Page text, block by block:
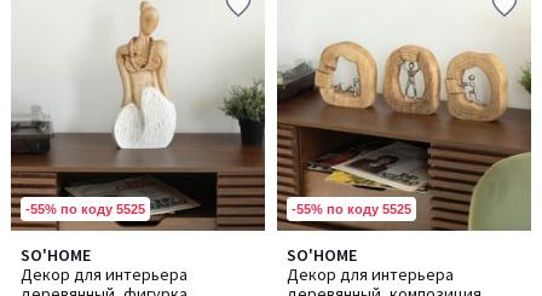
-55% по коду 5525
SO'HOME
Декор для интерьера
-55% по коду 5525
SO'HOME
Декор для интерьера